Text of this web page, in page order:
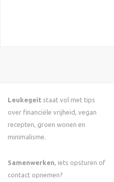
Leukegeit staat vol met tips
over financiële vrijheid, vegan
recepten, groen wonen en
minimalisme.
Samenwerken, iets opsturen of
contact opnemen?